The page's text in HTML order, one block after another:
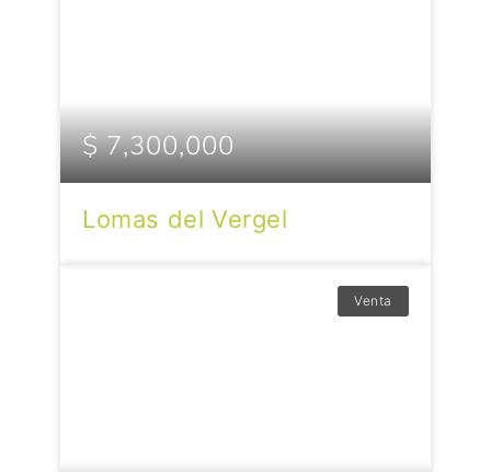
$ 7,300,000
Lomas del Vergel
Venta